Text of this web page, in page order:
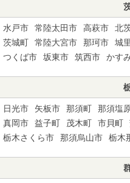
水戸市 常陸太田市 高萩市 北
茨城町
常陸大宮市 那珂市 城
つくば市
坂東市 筑西市 かす
日光市 矢板市 那須町 那須塩
真岡市
益子町 茂木町 市貝町
栃木さくら市
那須烏山市 栃木